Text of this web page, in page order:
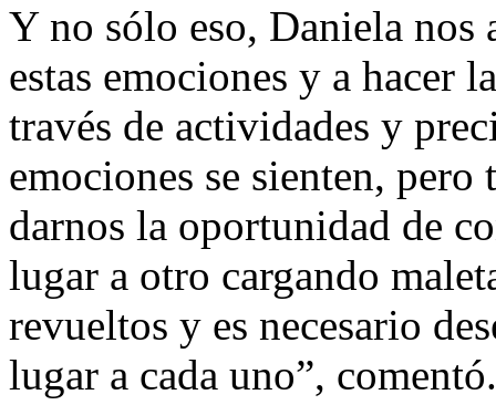
Y no sólo eso, Daniela nos
estas emociones y a hacer
través de actividades y
emociones se sienten, pero
darnos la oportunidad de
lugar a otro cargando
revueltos y es necesario
lugar a cada uno”, comentó.